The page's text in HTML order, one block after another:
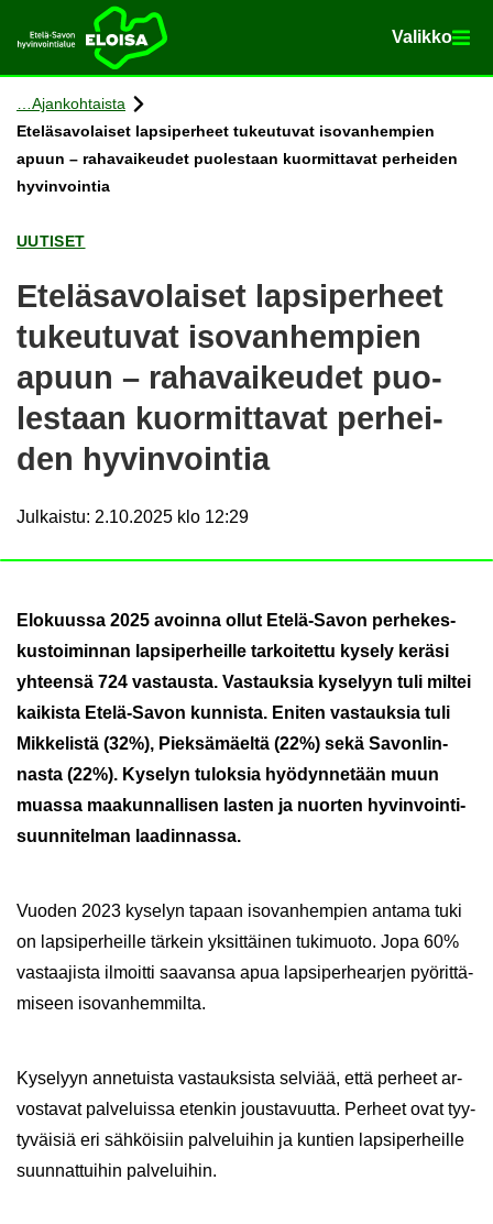
Etusi­vu Va­lik­ko
Va­lik­ko
Siir­ry si­säl­töön
Ajan­koh­tais­ta
Ete­lä­sa­vo­lai­set lap­si­per­heet tu­keu­tu­vat iso­van­hem­pien
apuun – ra­ha­vai­keu­det puo­les­taan kuor­mit­ta­vat per­hei­den
hy­vin­voin­tia
UU­TI­SET
Ete­lä­sa­vo­lai­set lap­si­per­heet
tu­keu­tu­vat iso­van­hem­pien
apuun – ra­ha­vai­keu­det puo­
les­taan kuor­mit­ta­vat per­hei­
den hy­vin­voin­tia
Julkaistu: 2.10.2025 klo 12:29
Elo­kuus­sa 2025 avoin­na ollut Etelä-​Savon per­he­kes­
kus­toi­min­nan lap­si­per­heil­le tar­koi­tet­tu ky­se­ly ke­rä­si
yh­teen­sä 724 vas­taus­ta. Vas­tauk­sia ky­se­lyyn tuli mil­tei
kai­kis­ta Etelä-​Savon kun­nis­ta. Eni­ten vas­tauk­sia tuli
Mik­ke­lis­tä (32%), Piek­sä­mäel­tä (22%) sekä Sa­von­lin­
nas­ta (22%). Ky­se­lyn tu­lok­sia hyö­dyn­ne­tään muun
muas­sa maa­kun­nal­li­sen las­ten ja nuor­ten hy­vin­voin­ti­
suun­ni­tel­man laa­din­nas­sa.
Vuo­den 2023 ky­se­lyn ta­paan iso­van­hem­pien an­ta­ma tuki
on lap­si­per­heil­le tär­kein yk­sit­täi­nen tu­ki­muo­to. Jopa 60%
vas­taa­jis­ta il­moit­ti saa­van­sa apua lap­si­per­hear­jen pyö­rit­tä­
mi­seen iso­van­hem­mil­ta.
Ky­se­lyyn an­ne­tuis­ta vas­tauk­sis­ta sel­vi­ää, että per­heet ar­
vos­ta­vat pal­ve­luis­sa eten­kin jous­ta­vuut­ta. Per­heet ovat tyy­
ty­väi­siä eri säh­köi­siin pal­ve­lui­hin ja kun­tien lap­si­per­heil­le
suun­nat­tui­hin pal­ve­lui­hin.